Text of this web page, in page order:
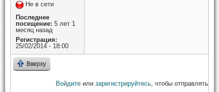
Не в сети
Последнее
посещение: 5 лет 1
месяц назад
Регистрация:
25/02/2014 - 18:00
Вверху
Войдите или зарегистрируйтесь, чтобы отправлять